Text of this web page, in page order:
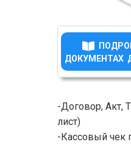
-Договор, Акт,
лист)
-Кассовый чек
ДОКУМЕНТАХ